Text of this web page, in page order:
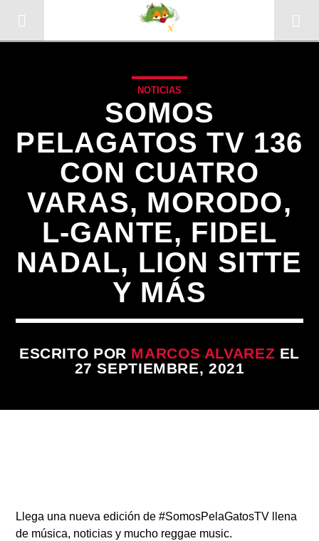
CANCIÓN ACTUAL
NOTICIAS
SOMOS
PELAGATOS TV 136
CON CUATRO
VARAS, MORODO,
L-GANTE, FIDEL
NADAL, LION SITTE
Y MÁS
ESCRITO POR MARCOS ALVAREZ EL
27 SEPTIEMBRE, 2021
Llega una nueva edición de #SomosPelaGatosTV
llena
de música, noticias y mucho reggae music.